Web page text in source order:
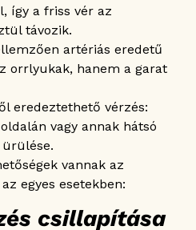
így a friss vér az
távozik.
artériás eredetű
orrlyukak, hanem a garat
eredeztethető vérzés:
vagy annak hátsó
vannak az
egyes esetekben:
csillapítása